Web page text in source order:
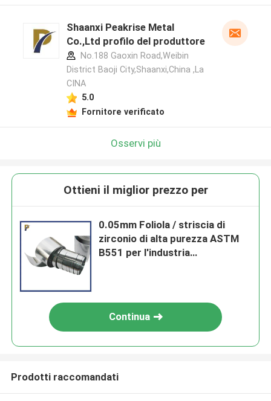
Shaanxi Peakrise Metal
Co.,Ltd profilo del produttore
No.188 Gaoxin Road,Weibin
District Baoji City,Shaanxi,China ,La
CINA
5.0
Fornitore verificato
Osservi più
Ottieni il miglior prezzo per
0.05mm Foliola / striscia di
zirconio di alta purezza ASTM
B551 per l'industria
Continua
Prodotti raccomandati